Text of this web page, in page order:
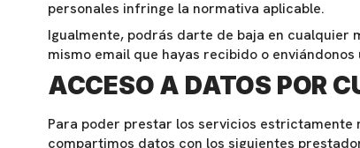
personales infringe la normativa aplicable.
Igualmente, podrás darte de baja en
mismo email que hayas recibido o enviándonos
ACCESO A DATOS POR
Para poder prestar los servicios
compartimos datos con los siguientes